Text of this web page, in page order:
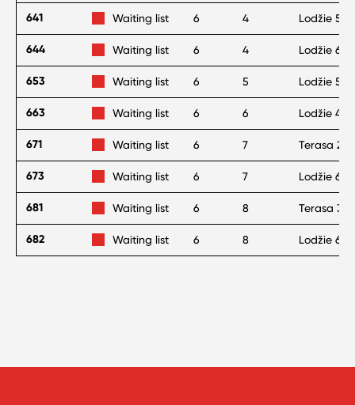
641 Waiting list 6 4 Lodžie 5 m
644 Waiting list 6 4 Lodžie 6 m
653 Waiting list 6 5 Lodžie 5 m
663 Waiting list 6 6 Lodžie 4 m
671 Waiting list 6 7 Terasa 25
673 Waiting list 6 7 Lodžie 6 m
681 Waiting list 6 8 Terasa 30
682 Waiting list 6 8 Lodžie 6 m